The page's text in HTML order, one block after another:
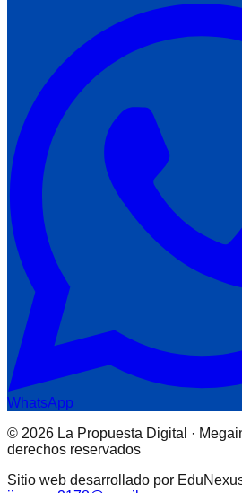
WhatsApp
© 2026 La Propuesta Digital ·
derechos reservados
Sitio web desarrollado por